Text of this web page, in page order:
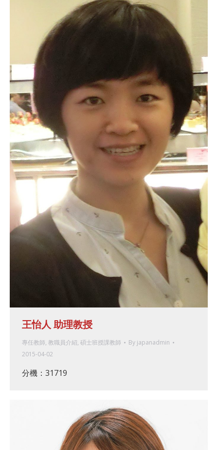
王怡人 助理教授
專任教師, 教職員介紹, 碩士班授課教師 By japanadmin
2015-04-02
分機：31719